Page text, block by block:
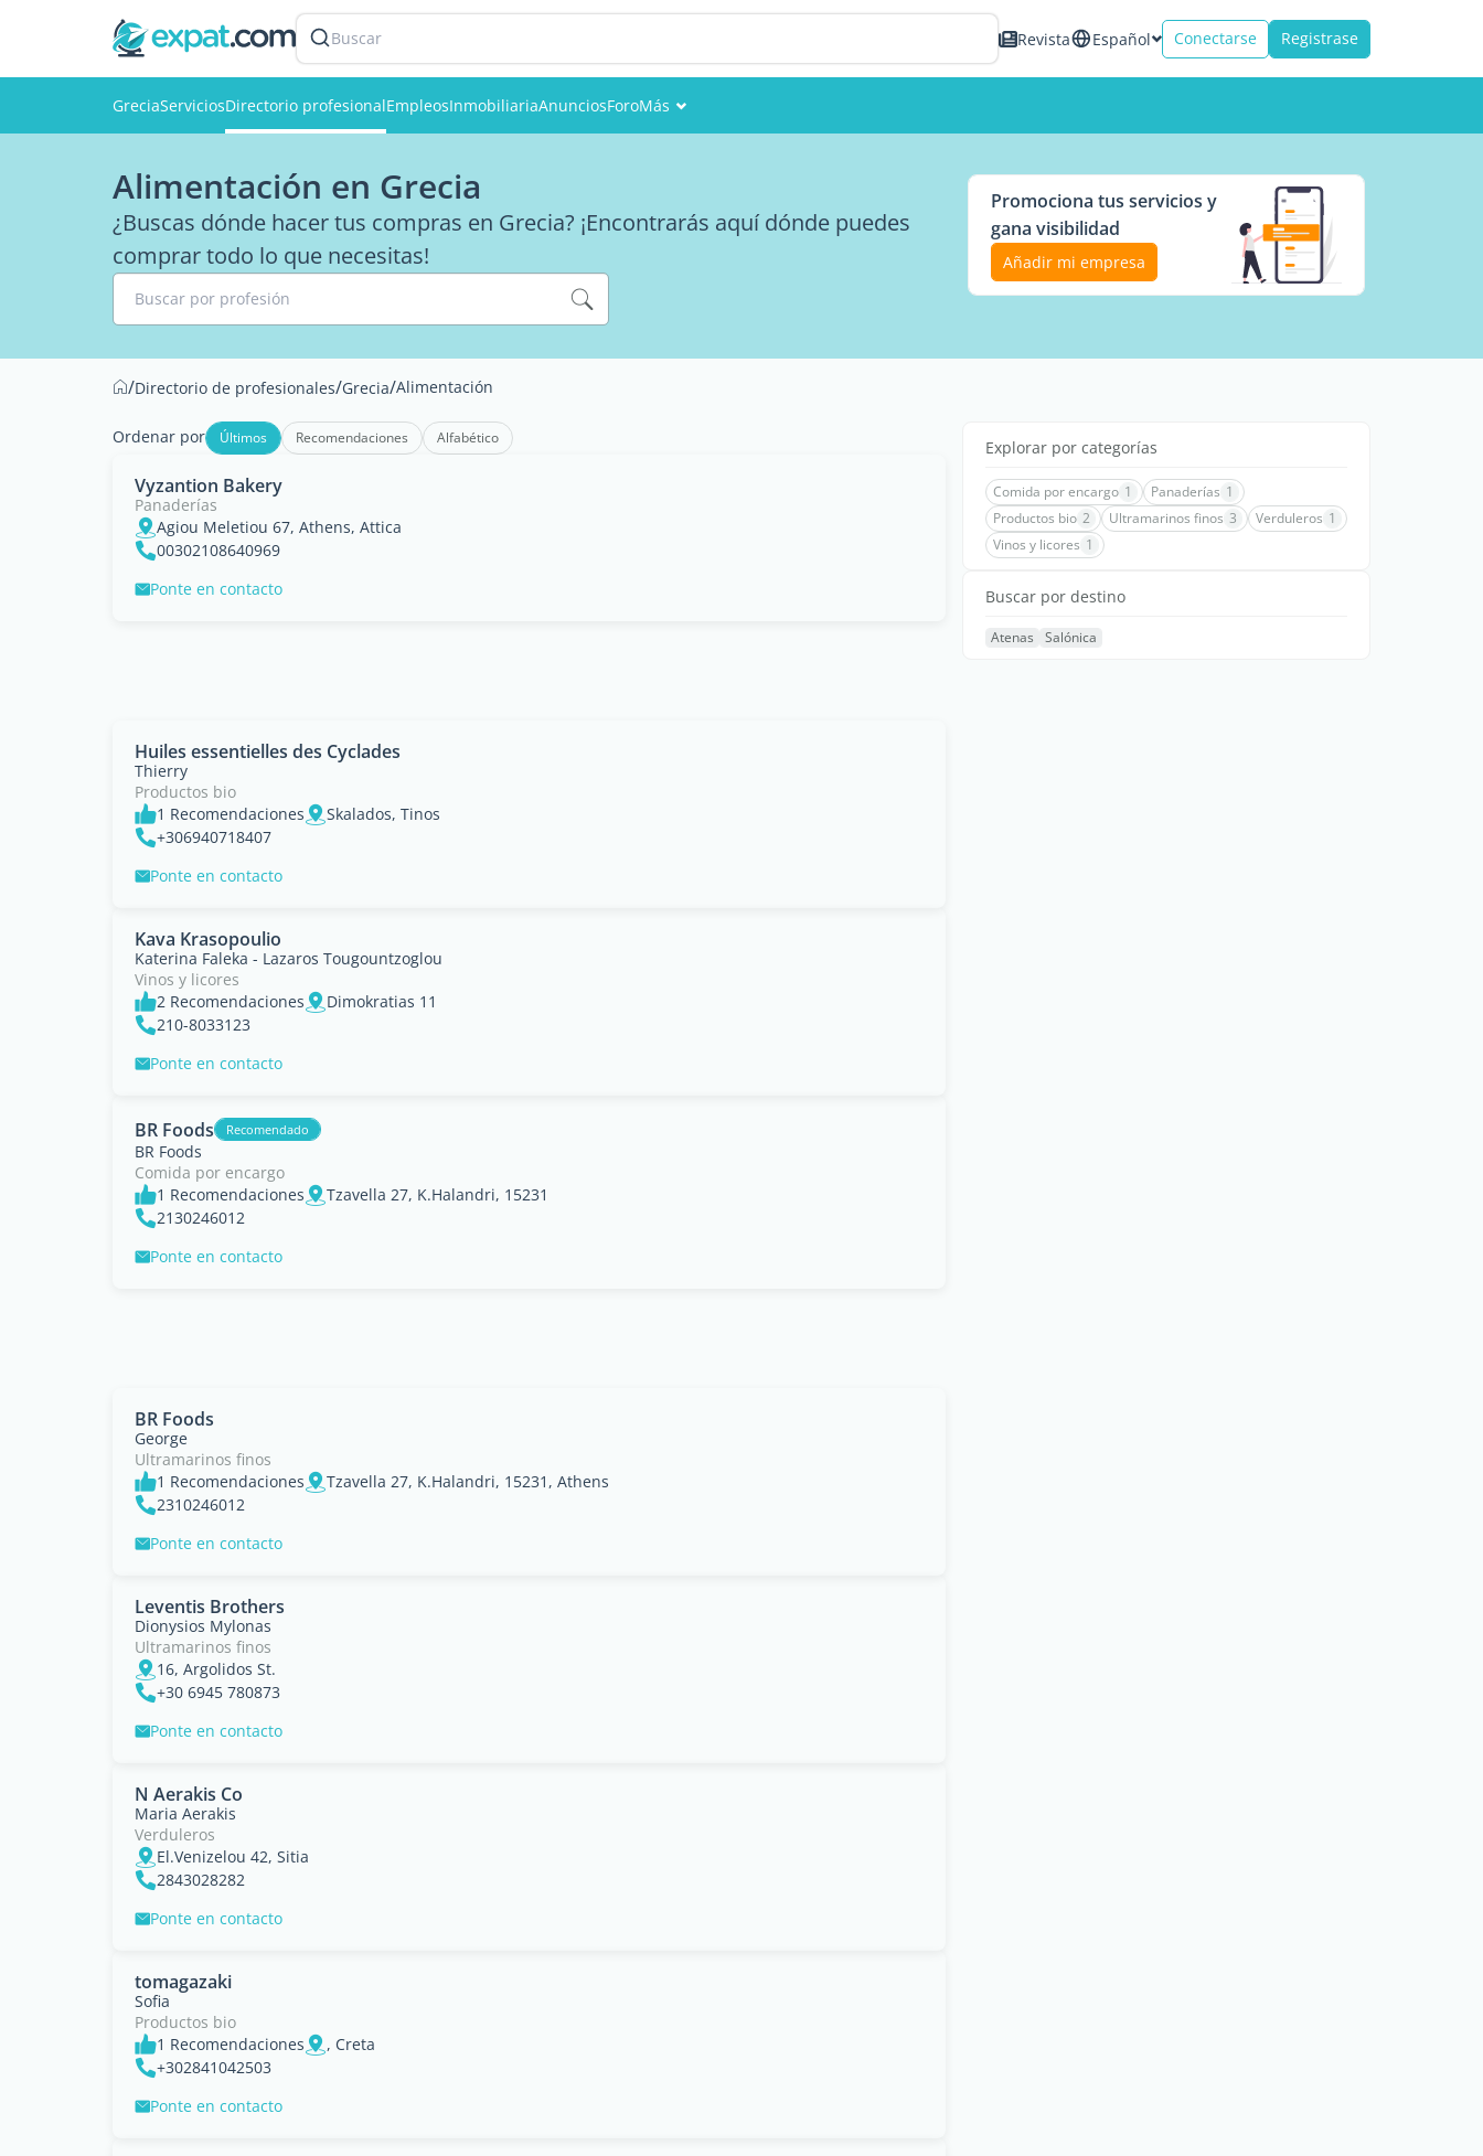
Buscar Revista Español Conectarse Registrase
GreciaServiciosDirectorio profesionalEmpleosInmobiliariaAnunciosForoMás
Alimentación en Grecia
¿Buscas dónde hacer tus compras en Grecia? ¡Encontrarás aquí dónde puedes
comprar todo lo que necesitas!
Buscar por profesión
Promociona tus servicios y
gana visibilidad
Añadir mi empresa
/Directorio de profesionales/Grecia/Alimentación
Ordenar por Últimos Recomendaciones Alfabético
Vyzantion Bakery
Panaderías
Agiou Meletiou 67, Athens, Attica
00302108640969
Ponte en contacto
Huiles essentielles des Cyclades
Thierry
Productos bio
1 Recomendaciones
Skalados, Tinos
+306940718407
Ponte en contacto
Kava Krasopoulio
Katerina Faleka - Lazaros Tougountzoglou
Vinos y licores
2 Recomendaciones
Dimokratias 11
210-8033123
Ponte en contacto
BR Foods Recomendado
BR Foods
Comida por encargo
1 Recomendaciones
Tzavella 27, K.Halandri, 15231
2130246012
Ponte en contacto
BR Foods
George
Ultramarinos finos
1 Recomendaciones
Tzavella 27, K.Halandri, 15231, Athens
2310246012
Ponte en contacto
Leventis Brothers
Dionysios Mylonas
Ultramarinos finos
16, Argolidos St.
+30 6945 780873
Ponte en contacto
N Aerakis Co
Maria Aerakis
Verduleros
El.Venizelou 42, Sitia
2843028282
Ponte en contacto
tomagazaki
Sofia
Productos bio
1 Recomendaciones
, Creta
+302841042503
Ponte en contacto
Explorar por categorías
Comida por encargo 1 Panaderías 1
Productos bio 2 Ultramarinos finos 3 Verduleros 1
Vinos y licores 1
Buscar por destino
Atenas Salónica